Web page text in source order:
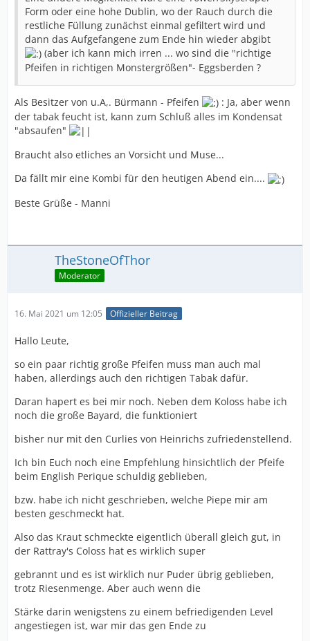
Form oder eine hohe Dublin, wo der Rauch durch die
restliche Füllung zunächst einmal gefiltert wird und
dann das Aufgefangene zum Ende hin wieder abgibt
(aber ich kann mich irren ... wo sind die "richtige
Pfeifen in richtigen Monstergrößen"- Eggsberden ?
Als Besitzer von u.A,. Bürmann - Pfeifen
: Ja, aber wenn
der tabak feucht ist, kann zum Schluß alles im Kondensat
"absaufen"
Braucht also etliches an Vorsicht und Muse...
Da fällt mir eine Kombi für den heutigen Abend ein....
Beste Grüße - Manni
TheStoneOfThor
Moderator
16. Mai 2021 um 12:05 Offizieller Beitrag
Hallo Leute,
so ein paar richtig große Pfeifen muss man auch mal
haben, allerdings auch den richtigen Tabak dafür.
Daran hapert es bei mir noch. Neben dem Koloss habe ich
noch die große Bayard, die funktioniert
bisher nur mit den Curlies von Heinrichs zufriedenstellend.
Ich bin Euch noch eine Empfehlung hinsichtlich der Pfeife
beim English Perique schuldig geblieben,
bzw. habe ich nicht geschrieben, welche Piepe mir am
besten geschmeckt hat.
Also das Kraut schmeckte eigentlich überall gleich gut, in
der Rattray's Coloss hat es wirklich super
gebrannt und es ist wirklich nur Puder übrig geblieben,
trotz Riesenmenge. Aber auch wenn die
Stärke darin wenigstens zu einem befriedigenden Level
angestiegen ist, war mir das gen Ende zu